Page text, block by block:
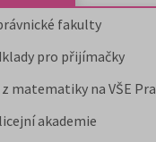
fakulty
pro přijímačky
matematiky na VŠE
akademie